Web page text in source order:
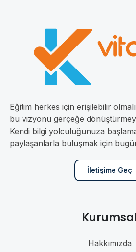
Eğitim herkes için erişilebilir
bu vizyonu gerçeğe
Kendi bilgi yolculuğunuza
paylaşanlarla buluşmak için
İletişime Geç
Hakkımızda